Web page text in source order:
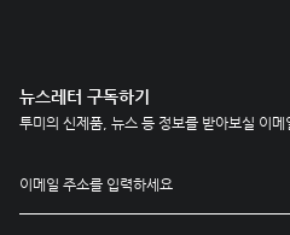
뉴스레터 구독하기
투미의 신제품, 뉴스 등 정보를 받아보실 이메